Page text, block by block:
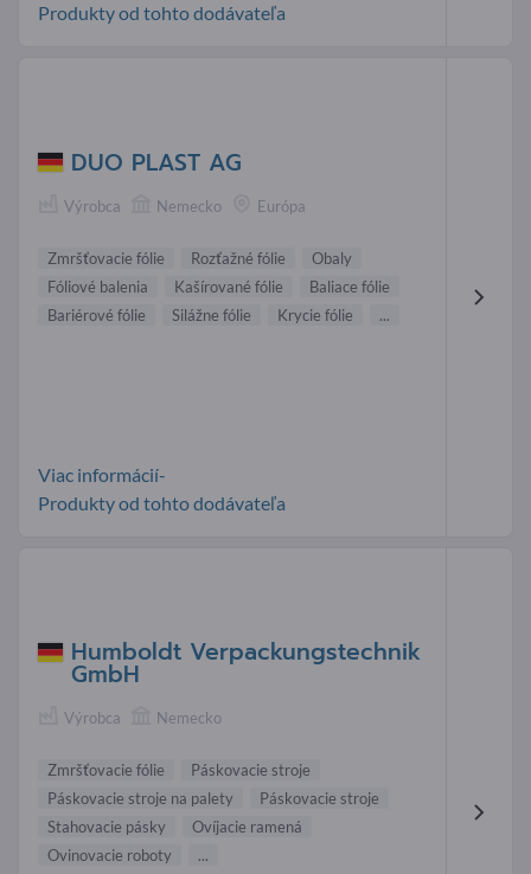
Produkty od tohto dodávateľa
DUO PLAST AG
Výrobca Nemecko Európa
Zmršťovacie fólie Rozťažné fólie
Obaly
Fóliové balenia
Kašírované fólie
Baliace fólie
Bariérové fólie
Silážne fólie Krycie fólie ...
Viac informácií-
Produkty od tohto dodávateľa
Humboldt Verpackungstechnik
GmbH
Výrobca Nemecko
Zmršťovacie fólie
Páskovacie stroje
Páskovacie stroje na palety
Páskovacie stroje
Stahovacie pásky
Ovíjacie ramená
Ovinovacie roboty
...